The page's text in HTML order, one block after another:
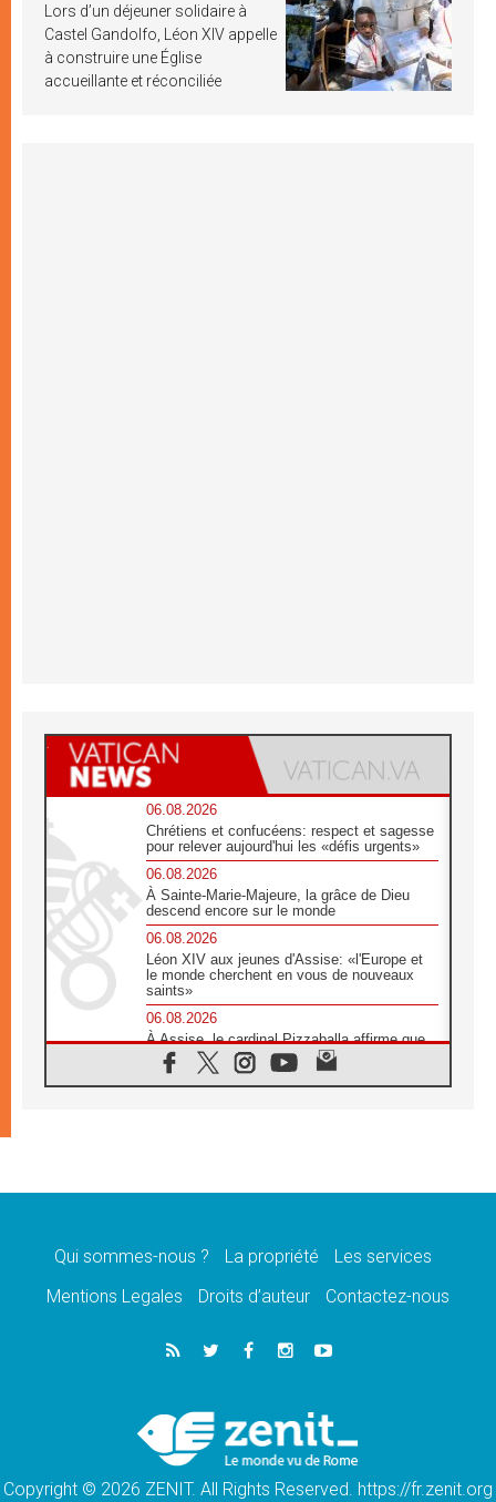
Lors d’un déjeuner solidaire à
Castel Gandolfo, Léon XIV appelle
à construire une Église
accueillante et réconciliée
06.08.2026
Chrétiens et confucéens: respect et sagesse
pour relever aujourd'hui les «défis urgents»
06.08.2026
À Sainte-Marie-Majeure, la grâce de Dieu
descend encore sur le monde
06.08.2026
Léon XIV aux jeunes d'Assise: «l'Europe et
le monde cherchent en vous de nouveaux
saints»
06.08.2026
À Assise, le cardinal Pizzaballa affirme que
«les chrétiens veulent la paix»
06.08.2026
message de paix et de dignité humaine»
«La visite du Pape en Uruguay renforcera
05.08.2026
Le nonce en Ukraine: «Il est inquiétant
Léon XIV au Pérou, une lueur d'espoir pour
un peuple en quête de paix
Qui sommes-nous ? La propriété
Les services
Mentions Legales
Droits d’auteur Contactez-nous
Copyright © 2026 ZENIT. All Rights Reserved. https://fr.zenit.org